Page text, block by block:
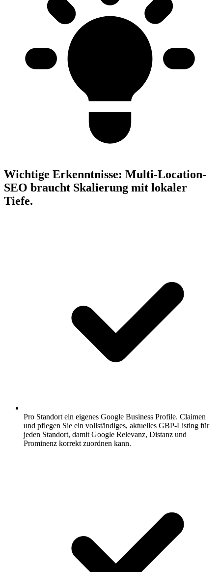
Wichtige Erkenntnisse: Multi-Location-
SEO braucht Skalierung mit lokaler
Tiefe.
Pro Standort ein eigenes Google Business Profile. Claimen
und pflegen Sie ein vollständiges, aktuelles GBP-Listing für
jeden Standort, damit Google Relevanz, Distanz und
Prominenz korrekt zuordnen kann.